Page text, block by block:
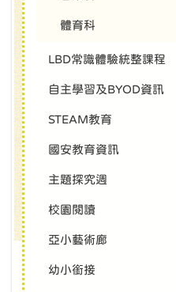
體育科
LBD常識體驗統整課程
自主學習及BYOD資訊
STEAM教育
國安教育資訊
主題探究週
校園閱讀
亞小藝術廊
幼小銜接